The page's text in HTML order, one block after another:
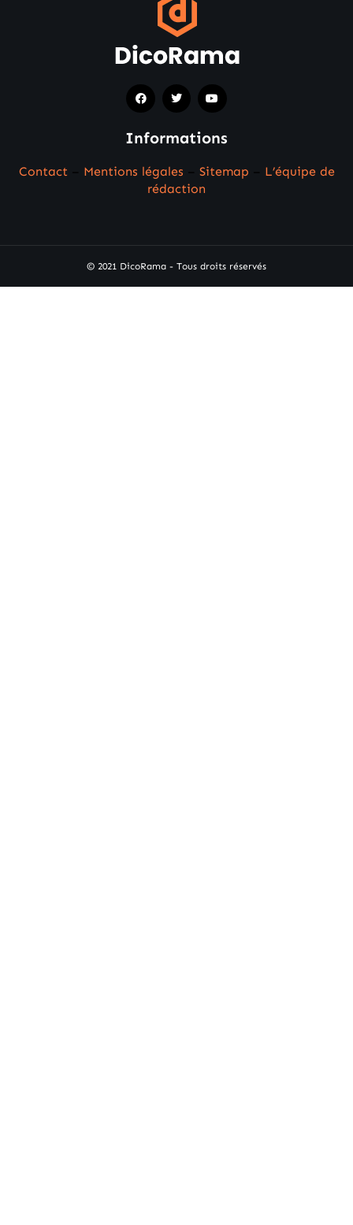
Informations
Contact Mentions légales Sitemap
L’équipe de
rédaction
© 2021 DicoRama - Tous droits réservés